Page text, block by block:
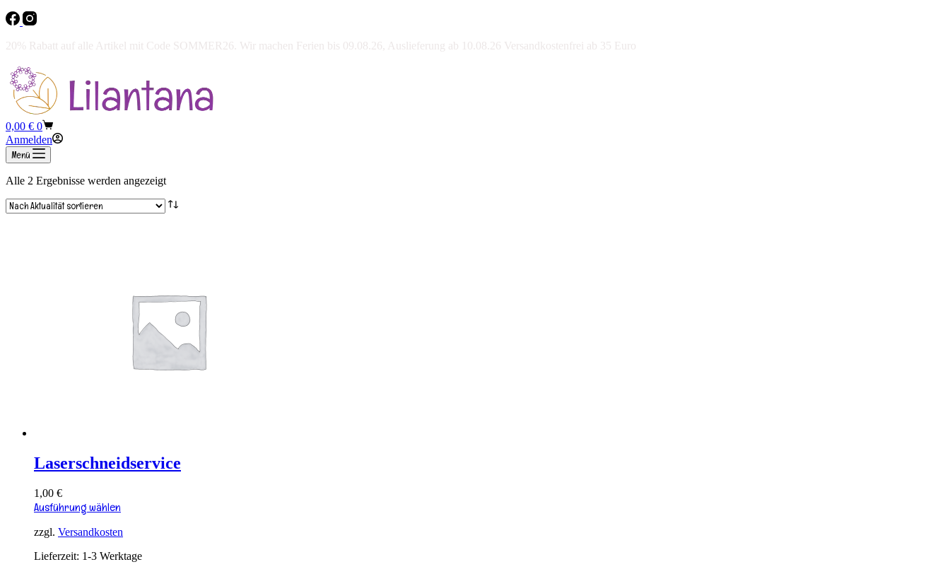
20% Rabatt auf alle Artikel mit Code SOMMER26. Wir machen Ferien bis 09.08.26, Auslieferung ab 10.08.26 Versandkostenfrei ab 35 Euro
Warenkorb
0,00 € 0
Anmelden
Menü
Alle 2 Ergebnisse werden angezeigtNach
sortiert
Laserschneidservice
1,00 €
Ausführung wählen
weist
Varianten
zzgl. Versandkosten
Lieferzeit: 1-3 Werktage